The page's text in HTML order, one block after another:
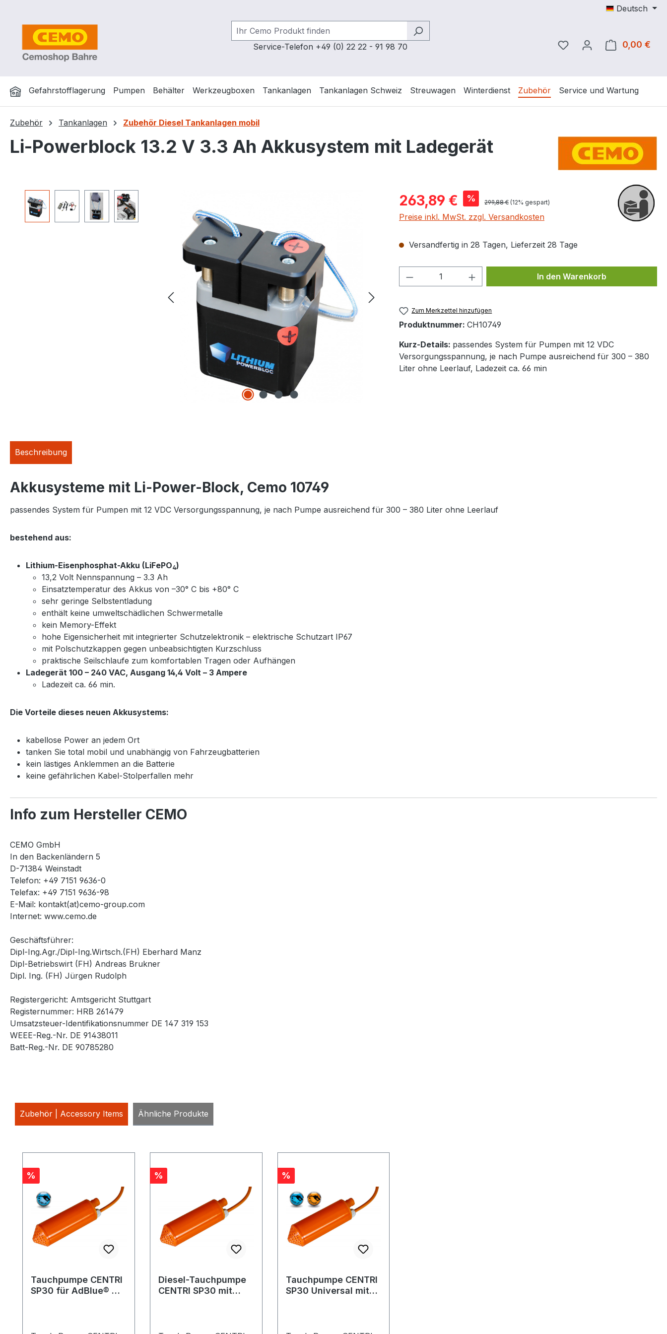
Deutsch
Service-Telefon +49 (0) 22 22 - 91 98 70 Du hast 0 Produkte auf
0,00 €
Gefahrstofflagerung Pumpen Behälter Werkzeugboxen Tankanlagen Tankanlagen Schweiz Streuwagen Winterdienst Zubehör Service und Wartung
Zubehör Tankanlagen Zubehör Diesel Tankanlagen mobil
Li-Powerblock 13.2 V 3.3 Ah Akkusystem mit Ladegerät
Bildergalerie überspringen Verkaufspreis:
263,89 € % Regulärer Preis:
299,88 € (12% gespart)
Preise inkl. MwSt. zzgl. Versandkosten
Versandfertig in 28 Tagen, Lieferzeit 28 Tage
Produkt Anzahl: Gib den gewünschten Wert
In den Warenkorb
Zum Merkzettel hinzufügen
Produktnummer: CH10749
Kurz-Details: passendes System für Pumpen mit 12 VDC
Versorgungsspannung, je nach Pumpe ausreichend für 300 – 380
Liter ohne Leerlauf, Ladezeit ca. 66 min
Beschreibung
Akkusysteme mit Li-Power-Block, Cemo 10749
passendes System für Pumpen mit 12 VDC Versorgungsspannung, je nach Pumpe ausreichend für 300 – 380 Liter ohne Leerlauf
bestehend aus:
Lithium-Eisenphosphat-Akku (LiFePO4)
13,2 Volt Nennspannung – 3.3 Ah
Einsatztemperatur des Akkus von –30° C bis +80° C
sehr geringe Selbstentladung
enthält keine umweltschädlichen Schwermetalle
kein Memory-Effekt
hohe Eigensicherheit mit integrierter Schutzelektronik – elektrische Schutzart IP67
mit Polschutzkappen gegen unbeabsichtigten Kurzschluss
praktische Seilschlaufe zum komfortablen Tragen oder Aufhängen
Ladegerät 100 – 240 VAC, Ausgang 14,4 Volt – 3 Ampere
Ladezeit ca. 66 min.
Die Vorteile dieses neuen Akkusystems:
kabellose Power an jedem Ort
tanken Sie total mobil und unabhängig von Fahrzeugbatterien
kein lästiges Anklemmen an die Batterie
keine gefährlichen Kabel-Stolperfallen mehr
Info zum Hersteller CEMO
CEMO GmbH
In den Backenländern 5
D-71384 Weinstadt
Telefon: +49 7151 9636-0
Telefax: +49 7151 9636-98
E-Mail: kontakt(at)cemo-group.com
Internet: www.cemo.de
Geschäftsführer:
Dipl-Ing.Agr./Dipl-Ing.Wirtsch.(FH) Eberhard Manz
Dipl-Betriebswirt (FH) Andreas Brukner
Dipl. Ing. (FH) Jürgen Rudolph
Registergericht: Amtsgericht Stuttgart
Registernummer: HRB 261479
Umsatzsteuer-Identifikationsnummer DE 147 319 153
WEEE-Reg.-Nr. DE 91438011
Batt-Reg.-Nr. DE 90785280
Zubehör | Accessory Items Ähnliche Produkte
Rabatt
%
Tauchpumpe CENTRI
SP30 für AdBlue® mit
Rabatt
%
Diesel-Tauchpumpe
CENTRI SP30 mit
Rabatt
%
Tauchpumpe CENTRI
SP30 Universal mit